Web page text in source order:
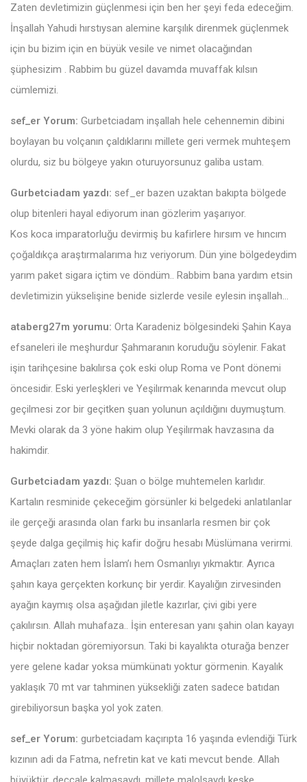
Zaten devletimizin güçlenmesi için ben her şeyi feda edeceğim.
İnşallah Yahudi hırstıysan alemine karşılık direnmek güçlenmek
için bu bizim için en büyük vesile ve nimet olacağından
şüphesizim . Rabbim bu güzel davamda muvaffak kılsın
cümlemizi.
sef_er Yorum: Gurbetciadam inşallah hele cehennemin dibini
boylayan bu volçanın çaldıklarını millete geri vermek muhteşem
olurdu, siz bu bölgeye yakın oturuyorsunuz galiba ustam.
Gurbetciadam yazdı: sef_er bazen uzaktan bakıpta bölgede
olup bitenleri hayal ediyorum inan gözlerim yaşarıyor.
Kos koca imparatorluğu devirmiş bu kafirlere hırsım ve hıncım
çoğaldıkça araştırmalarıma hız veriyorum. Dün yine bölgedeydim
yarım paket sigara içtim ve döndüm.. Rabbim bana yardım etsin
devletimizin yükselişine benide sizlerde vesile eylesin inşallah…
ataberg27m yorumu: Orta Karadeniz bölgesindeki Şahin Kaya
efsaneleri ile meşhurdur Şahmaranın koruduğu söylenir. Fakat
işin tarihçesine bakılırsa çok eski olup Roma ve Pont dönemi
öncesidir. Eski yerleşkleri ve Yeşilırmak kenarında mevcut olup
geçilmesi zor bir geçitken şuan yolunun açıldığını duymuştum.
Mevki olarak da 3 yöne hakim olup Yeşilırmak havzasına da
hakimdir.
Gurbetciadam yazdı: Şuan o bölge muhtemelen karlıdır.
Kartalın resminide çekeceğim görsünler ki belgedeki anlatılanlar
ile gerçeği arasında olan farkı bu insanlarla resmen bir çok
şeyde dalga geçilmiş hiç kafir doğru hesabı Müslümana verirmi.
Amaçları zaten hem İslam’ı hem Osmanlıyı yıkmaktır. Ayrıca
şahın kaya gerçekten korkunç bir yerdir. Kayalığın zirvesinden
ayağın kaymış olsa aşağıdan jiletle kazırlar, çivi gibi yere
çakılırsın. Allah muhafaza.. İşin enteresan yanı şahin olan kayayı
hiçbir noktadan göremiyorsun. Taki bi kayalıkta oturağa benzer
yere gelene kadar yoksa mümkünatı yoktur görmenin. Kayalık
yaklaşık 70 mt var tahminen yüksekliği zaten sadece batıdan
girebiliyorsun başka yol yok zaten.
sef_er Yorum: gurbetciadam kaçırıpta 16 yaşında evlendiği Türk
kızının adi da Fatma, nefretin kat ve kati mevcut bende. Allah